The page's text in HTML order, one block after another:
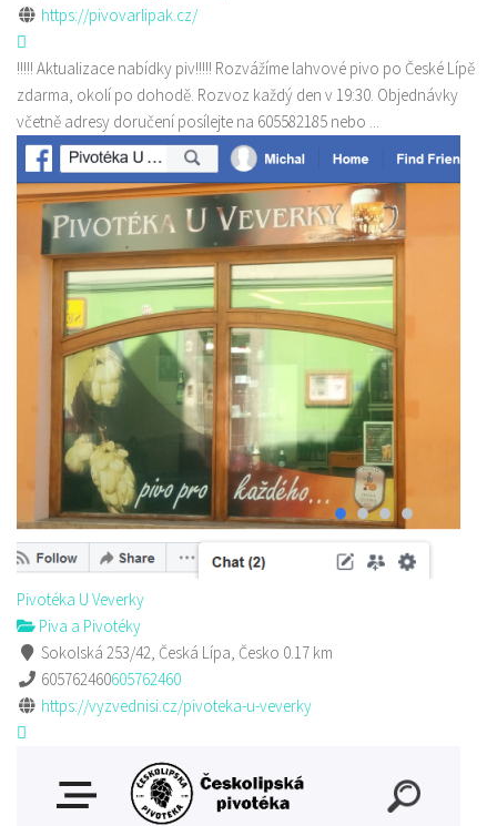
https://pivovarlipak.cz/
!!!!! Aktualizace nabídky piv!!!!! Rozvážíme lahvové pivo po České Lípě
zdarma, okolí po dohodě. Rozvoz každý den v 19:30. Objednávky
včetně adresy doručení posílejte na 605582185 nebo ...
Pivotéka U Veverky
Piva a Pivotéky
Sokolská 253/42, Česká Lípa, Česko 0.17 km
605762460605762460
https://vyzvednisi.cz/pivoteka-u-veverky